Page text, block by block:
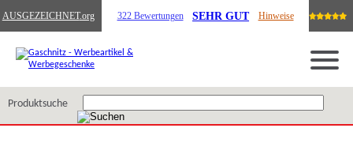
AUSGEZEICHNET.org 322 Bewertungen SEHR GUT Hinweise
Produktsuche